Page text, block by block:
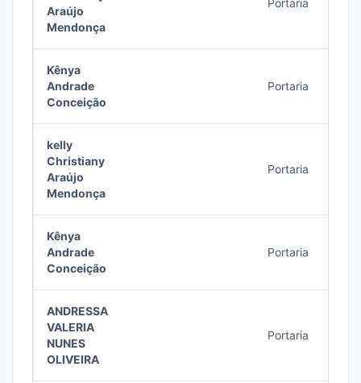
Araújo
Mendonça
Portaria
Kênya
Andrade
Conceição
Portaria
kelly
Christiany
Araújo
Mendonça
Portaria
Kênya
Andrade
Conceição
Portaria
ANDRESSA
VALERIA
NUNES
OLIVEIRA
Portaria